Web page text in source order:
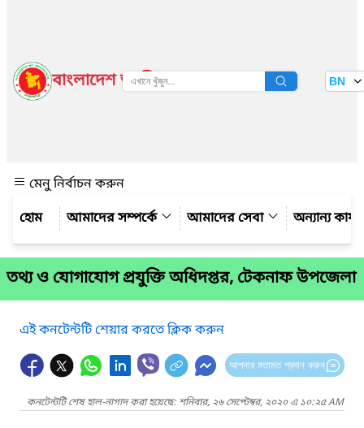
বাংলাদেশ জাতীয় তথ্য বাতায়ন BN
মেনু নির্বাচন করুন
আমাদের সম্পর্কে
আমাদের সেবা অন্যান্য
তথ্য ও যোগাযোগ প্রযুক্তি অধিদপ্তর, টেকনাফ উপজেলা
এই কনটেন্টটি শেয়ার করতে ক্লিক করুন
আপনার মতামত প্রদান করুন
কনটেন্টটি শেষ হাল-নাগাদ করা হয়েছে: শনিবার, ২৬ সেপ্টেম্বর, ২০২০ এ ১০:২৫ AM